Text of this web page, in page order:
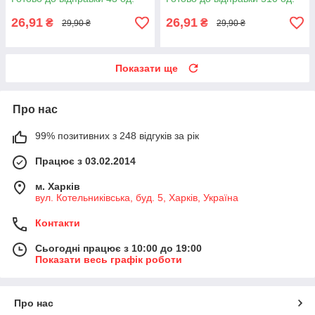
26,91 ₴ 29,90 ₴ 26,91 ₴ 29,90 ₴
Показати ще
Про нас
99% позитивних з 248 відгуків за рік
Працює з 03.02.2014
м. Харків
вул. Котельниківська, буд. 5, Харків, Україна
Контакти
Сьогодні працює з 10:00 до 19:00
Показати весь графік роботи
Про нас